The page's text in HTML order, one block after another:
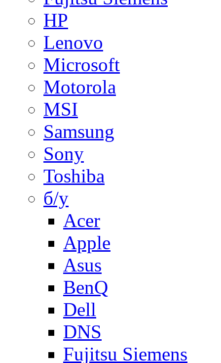
HP
Lenovo
Microsoft
Motorola
MSI
Samsung
Sony
Toshiba
б/у
Acer
Apple
Asus
BenQ
Dell
DNS
Fujitsu Siemens